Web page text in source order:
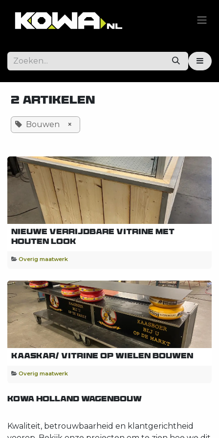
2 Artikelen
Bouwen ×
Nieuwe Verrijdbare Vitrine met
Houten Look
Overig maatwerk
Kaaskar/ Vitrine op wielen bouwen
Overig maatwerk
KOWA HOLLAND WAGENBOUW
Kwaliteit, betrouwbaarheid en klantgerichtheid